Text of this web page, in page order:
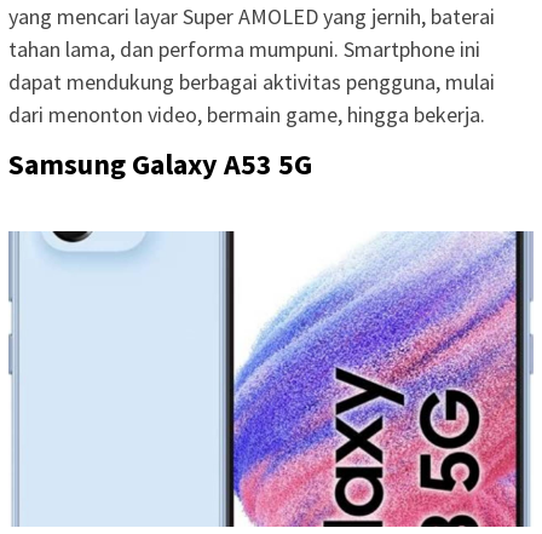
yang mencari layar Super AMOLED yang jernih, baterai
tahan lama, dan performa mumpuni. Smartphone ini
dapat mendukung berbagai aktivitas pengguna, mulai
dari menonton video, bermain game, hingga bekerja.
Samsung Galaxy A53 5G